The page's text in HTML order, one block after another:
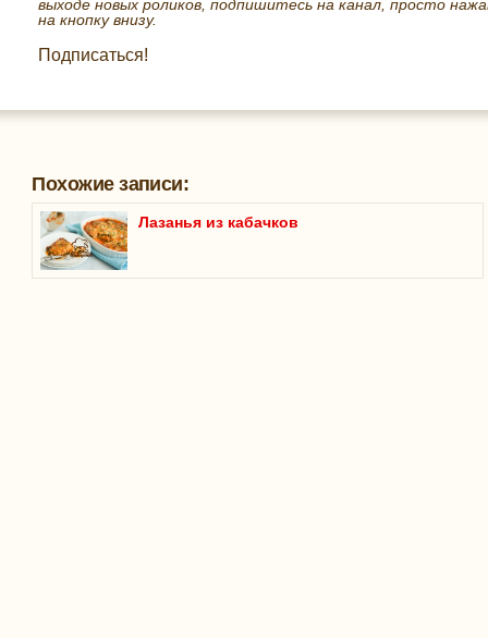
выходе новых роликов, подпишитесь на канал, просто
на кнопку внизу.
Подписаться!
Похожие записи:
Лазанья из кабачков